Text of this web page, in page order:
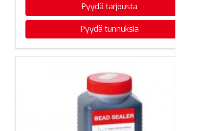
Pyydä tarjousta
Pyydä tunnuksia